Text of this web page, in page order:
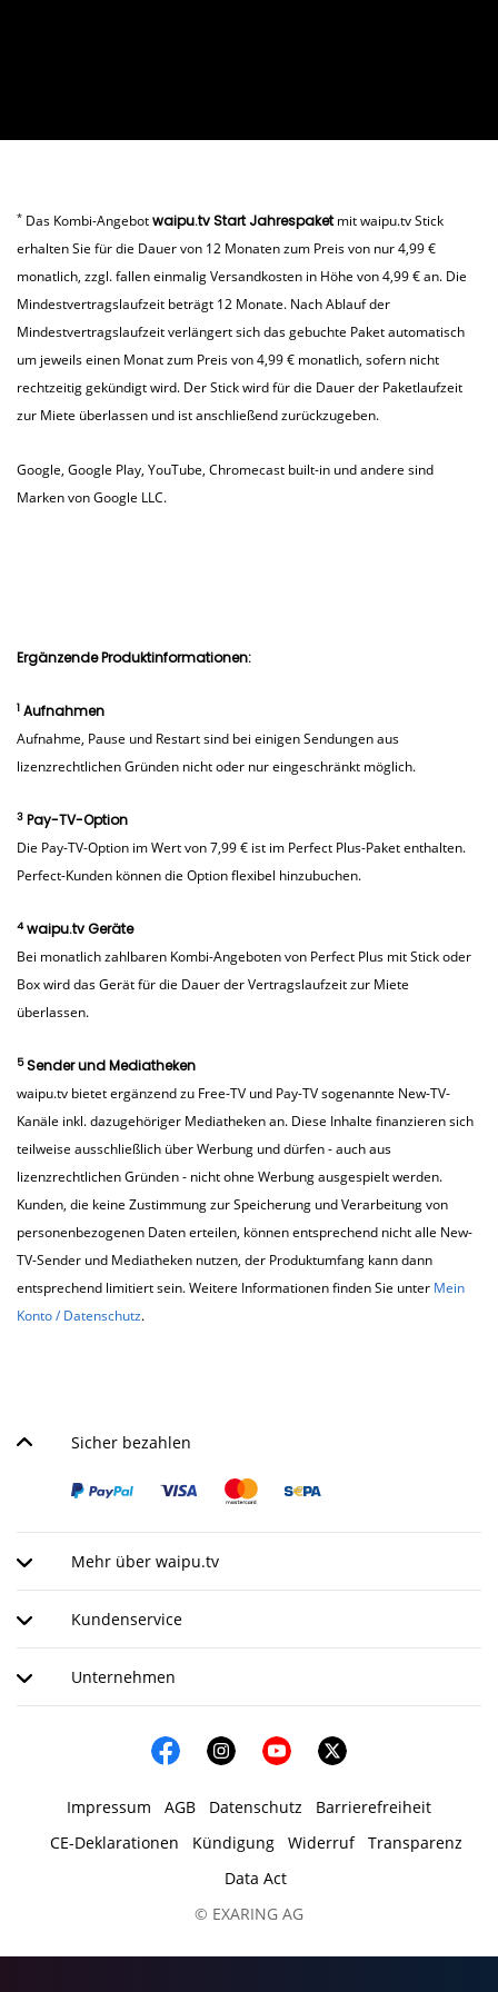
Außerdem unterstützt der Stick das HDR10+
Format und Dolby Atmos bei ausgewählten
Inhalten ein herausragendes Bild- und
Klangerlebnis. Bitte beachten Sie, dass das Dolby
Atmos Einstellung nur auf kompatiblen
ohne Angabe von Gründen widerrufen. Bitte
Informationen zum Widerrufsrecht finden Sie in
unserenAGB.
* Das Kombi-Angebotwaipu.tv Start Jahrespaketmit waipu.tv Stick
erhalten Sie für die Dauer von 12 Monaten zum Preis von nur 4,99 €
monatlich, zzgl. fallen einmalig Versandkosten in Höhe von 4,99 € an. Die
Mindestvertragslaufzeit beträgt 12 Monate. Nach Ablauf der
Mindestvertragslaufzeit verlängert sich das gebuchte Paket automatisch
um jeweils einen Monat zum Preis von 4,99 € monatlich, sofern nicht
rechtzeitig gekündigt wird. Der Stick wird für die Dauer der Paketlaufzeit
zur Miete überlassen und ist anschließend zurückzugeben.
Google, Google Play, YouTube, Chromecast built-in und andere sind
Marken von Google LLC.
Ergänzende Produktinformationen:
1 Aufnahmen
Aufnahme, Pause und Restart sind bei einigen Sendungen aus
lizenzrechtlichen Gründen nicht oder nur eingeschränkt möglich.
3 Pay-TV-Option
Die Pay-TV-Option im Wert von 7,99 € ist im Perfect Plus-Paket enthalten.
Perfect-Kunden können die Option flexibel hinzubuchen.
4waipu.tv Geräte
Bei monatlich zahlbaren Kombi-Angeboten von Perfect Plus mit Stick oder
Box wird das Gerät für die Dauer der Vertragslaufzeit zur Miete
überlassen.
5Sender und Mediatheken
waipu.tv bietet ergänzend zu Free-TV und Pay-TV sogenannte New-TV-
Kanäle inkl. dazugehöriger Mediatheken an. Diese Inhalte finanzieren sich
teilweise ausschließlich über Werbung und dürfen - auch aus
lizenzrechtlichen Gründen - nicht ohne Werbung ausgespielt werden.
Kunden, die keine Zustimmung zur Speicherung und Verarbeitung von
personenbezogenen Daten erteilen, können entsprechend nicht alle New-
TV-Sender und Mediatheken nutzen, der Produktumfang kann dann
entsprechend limitiert sein. Weitere Informationen finden Sie unter Mein
Konto / Datenschutz.
Sicher bezahlen
Mehr über waipu.tv
Kundenservice
Unternehmen
Impressum AGB Datenschutz
Barrierefreiheit
CE-Deklarationen
Kündigung Widerruf
Transparenz
Data Act
© EXARING AG